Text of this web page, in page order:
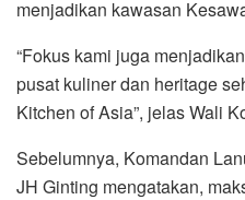
menjadikan kawasan
“Fokus kami juga
pusat kuliner dan heritage
Kitchen of Asia”, jelas Wali
Sebelumnya, Komandan
JH Ginting mengatakan,